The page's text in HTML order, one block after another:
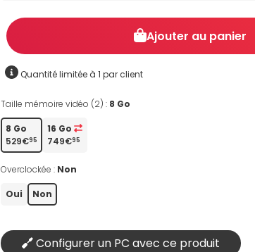
Quantité Ajouter au panier
Quantité limitée à 1 par client
Taille mémoire vidéo (2) : 8 Go
8 Go
529€95
16 Go
749€95
Overclockée : Non
Oui Non
Configurer un PC avec ce produit